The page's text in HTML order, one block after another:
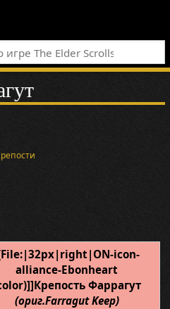
icon-
alliance-Ebonheart
Фаррагут
(ориг.Farragut Keep)